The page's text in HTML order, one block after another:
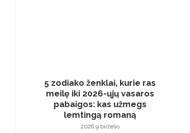
5 zodiako ženklai, kurie ras
meilę iki 2026-ųjų vasaros
pabaigos: kas užmegs
lemtingą romaną
2026 9 birželio